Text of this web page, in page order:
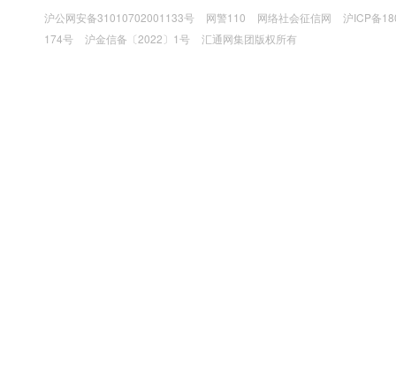
沪公网安备31010702001133号 网警110 网络社会征信网
沪ICP备
174号
沪金信备〔2022〕1号 汇通网集团版权所有